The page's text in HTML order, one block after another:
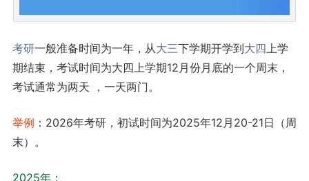
考研一般准备时间为一年，从大三下学期开学到大四 上学
期结束，考试时间为大四上学期12月份月底的一个周末，
考试通常为两天 ，一天两门。
举例 ：2026年考研，初试时间为2025年12月20-21日（周
末）。
2025年：